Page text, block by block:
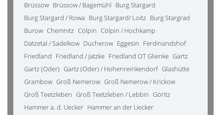
Brüssow Brüssow / Bagemühl Burg Stargard
Burg Stargard / Rowa Burg Stargard/ Loitz Burg Stargrad
Burow Chemnitz Cölpin Cölpin / Hochkamp
Datzetal / Sadelkow Ducherow Eggesin Ferdinandshof
Friedland Friedland / Jatzke Friedland OT Glienke Gartz
Gartz (Oder) Gartz (Oder) / Hohenreinkendorf Glashütte
Grambow Groß Nemerow Groß Nemerow / Krickow
Groß Teetzleben Groß Teetzleben / Lebbin Göritz
Hammer a. d. Uecker Hammer an der Uecker